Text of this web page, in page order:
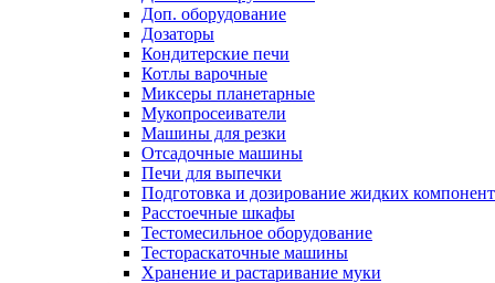
Доп. оборудование
Дозаторы
Кондитерские печи
Котлы варочные
Миксеры планетарные
Мукопросеиватели
Машины для резки
Отсадочные машины
Печи для выпечки
Подготовка и дозирование жидких
Расстоечные шкафы
Тестомесильное оборудование
Тестораскаточные машины
Хранение и растаривание муки